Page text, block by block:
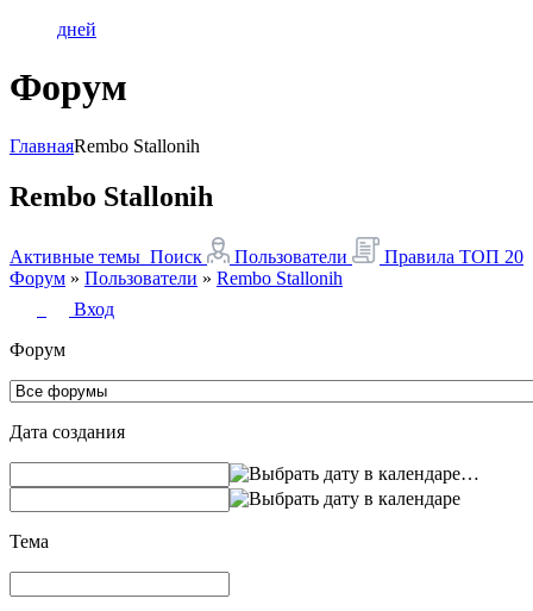
дней
Форум
ГлавнаяRembo Stallonih
Rembo Stallonih
Активные темы Поиск Пользователи Правила ТОП 20
Форум » Пользователи » Rembo Stallonih
Вход
Форум
Дата создания
…
Тема